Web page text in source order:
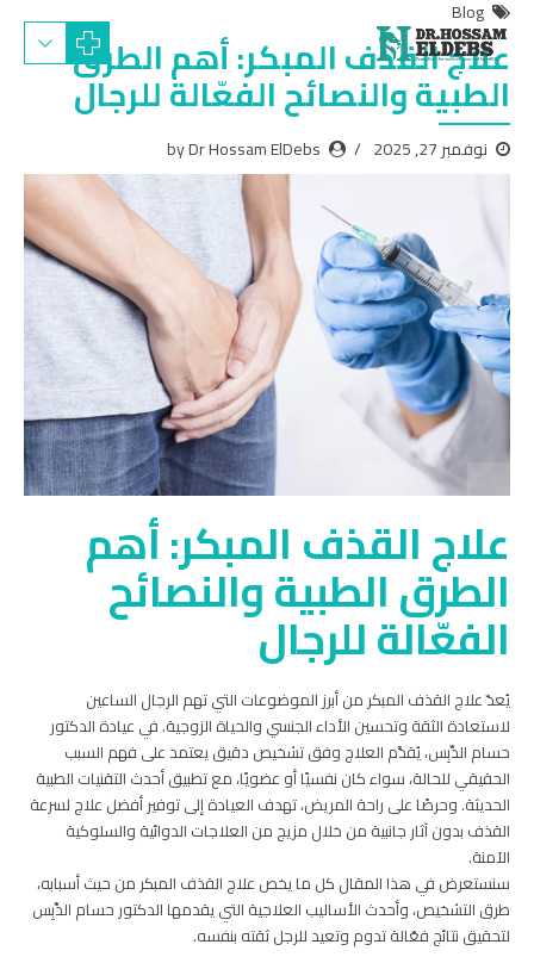
Blog
علاج القذف المبكر: أهم الطرق
الطبية والنصائح الفعّالة للرجال
نوفمبر 27, 2025 by Dr Hossam ElDebs
علاج القذف المبكر: أهم
الطرق الطبية والنصائح
الفعّالة للرجال
يُعدّ علاج القذف المبكر من أبرز الموضوعات التي تهم الرجال الساعين
لاستعادة الثقة وتحسين الأداء الجنسي والحياة الزوجية. في عيادة الدكتور
حسام الدِّبِس، يُقدَّم العلاج وفق تشخيص دقيق يعتمد على فهم السبب
الحقيقي للحالة، سواء كان نفسيًا أو عضويًا، مع تطبيق أحدث التقنيات الطبية
الحديثة. وحرصًا على راحة المريض، تهدف العيادة إلى توفير أفضل علاج لسرعة
القذف بدون آثار جانبية من خلال مزيج من العلاجات الدوائية والسلوكية
الآمنة.
سنستعرض في هذا المقال كل ما يخص علاج القذف المبكر من حيث أسبابه،
طرق التشخيص، وأحدث الأساليب العلاجية التي يقدمها الدكتور حسام الدِّبِس
لتحقيق نتائج فعّالة تدوم وتعيد للرجل ثقته بنفسه.